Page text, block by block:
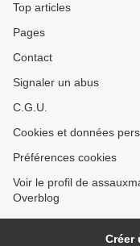
Top articles
Pages
Contact
Signaler un abus
C.G.U.
Cookies et données
Préférences cookies
Voir le profil de
Overblog
Créer